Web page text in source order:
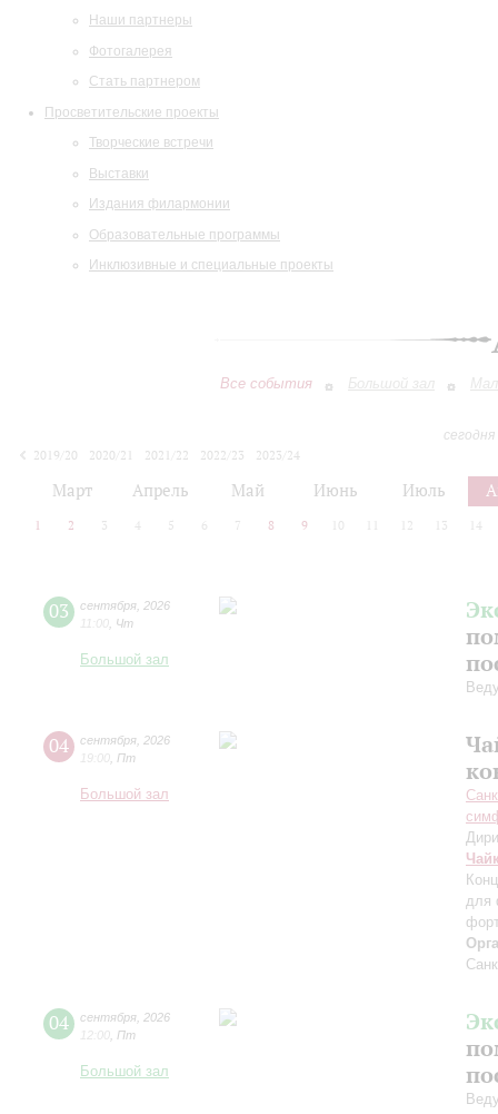
Наши партнеры
Фотогалерея
Стать партнером
Просветительские проекты
Творческие встречи
Выставки
Издания филармонии
Образовательные программы
Инклюзивные и специальные проекты
Все события Большой зал
2019/20
2020/21 2021/22 2022/23
2023/24
Март Апрель Май Июнь Июль
1 2 3 4 5 6 7 8 9 10 12 13 14
03 сентября 2026
11:00 Чт
Большой зал
04 сентября 2026
19:00 Пт
Большой зал
для
04 сентября 2026
12:00 Пт
Большой зал